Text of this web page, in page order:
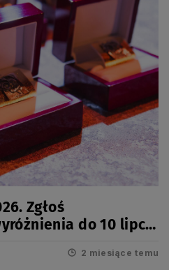
Zgłoś
do 10 lipca
2 miesiące temu